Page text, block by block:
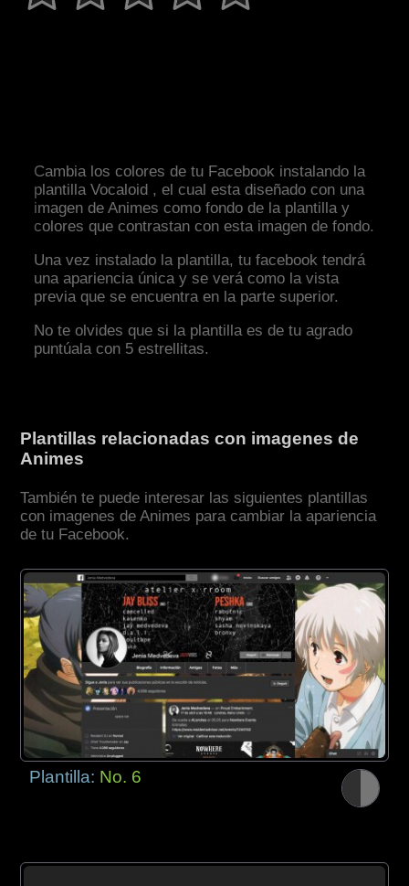
Cambia los colores de tu Facebook instalando la
plantilla Vocaloid , el cual esta diseñado con una
imagen de Animes como fondo de la plantilla y
colores que contrastan con esta imagen de fondo.
Una vez instalado la plantilla, tu facebook tendrá
una apariencia única y se verá como la vista
previa que se encuentra en la parte superior.
No te olvides que si la plantilla es de tu agrado
puntúala con 5 estrellitas.
Plantillas relacionadas con imagenes de
Animes
También te puede interesar las siguientes plantillas
con imagenes de Animes para cambiar la apariencia
de tu Facebook.
Plantilla: No. 6